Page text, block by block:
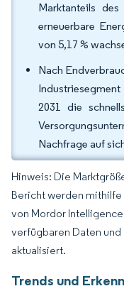
Marktanteils
erneuerbare
von 5,17 %
Nach
2031 die
Nachfrage auf
Hinweis: Die
Bericht werden
von Mordor
verfügbaren Daten und
aktualisiert.
Trends und